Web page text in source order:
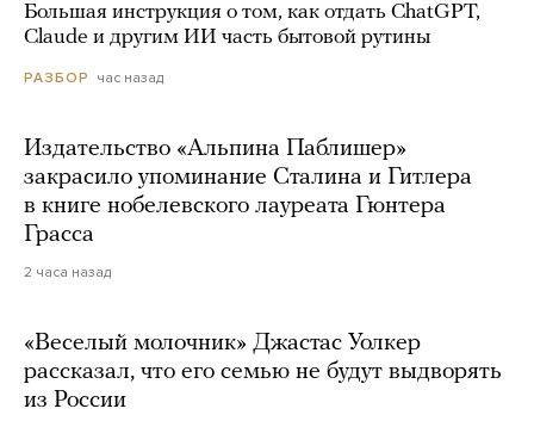
Большая инструкция о том, как отдать ChatGPT,
Claude и другим ИИ часть бытовой рутины
РАЗБОР час назад
Издательство «Альпина Паблишер»
закрасило упоминание Сталина и Гитлера
в книге нобелевского лауреата Гюнтера
Грасса
2 часа назад
«Веселый молочник» Джастас Уолкер
рассказал, что его семью не будут выдворять
из России